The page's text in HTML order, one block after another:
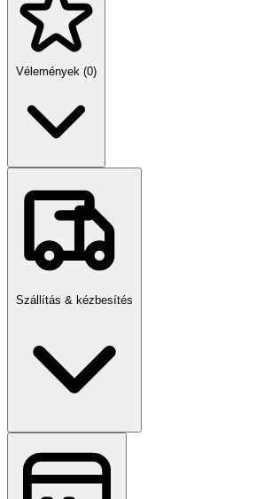
Vélemények (0)
Szállítás & kézbesítés